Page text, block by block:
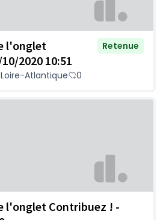
l'onglet
2020 10:51
Retenue
Atlantique 0
l'onglet Contribuez ! -